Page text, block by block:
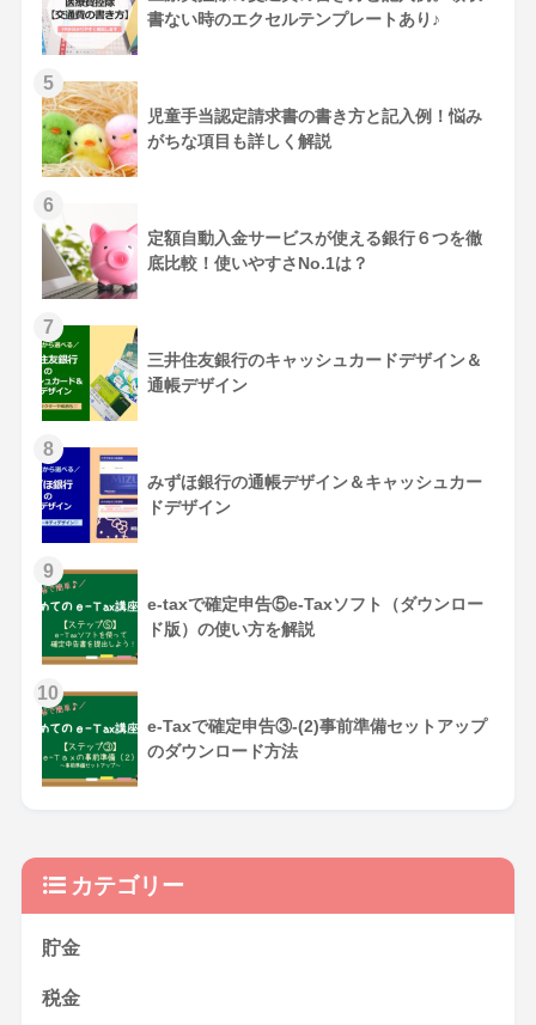
書ない時のエクセルテンプレートあり♪
児童手当認定請求書の書き方と記入例！悩み
がちな項目も詳しく解説
定額自動入金サービスが使える銀行６つを徹
底比較！使いやすさNo.1は？
三井住友銀行のキャッシュカードデザイン＆
通帳デザイン
みずほ銀行の通帳デザイン＆キャッシュカー
ドデザイン
e-taxで確定申告⑤e-Taxソフト（ダウンロー
ド版）の使い方を解説
e-Taxで確定申告③-(2)事前準備セットアップ
のダウンロード方法
カテゴリー
貯金
税金